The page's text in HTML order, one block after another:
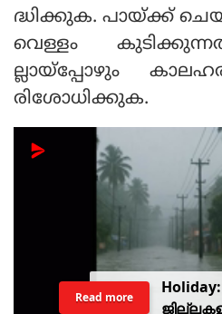
ദ്ധിക്കുക. പായ്ക്ക്
വെള്ളം
ല്ലായ്‌പ്പോഴും
രിശോധിക്കുക.
Read more